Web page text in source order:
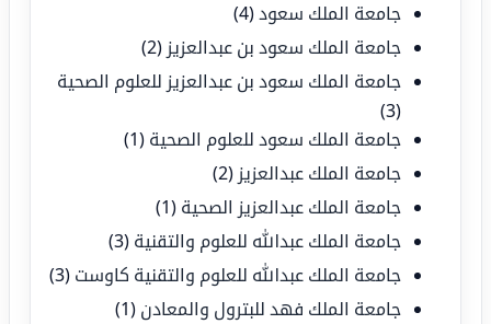
جامعة الملك سعود(4)
جامعة الملك سعود بن عبدالعزيز (2)
جامعة الملك سعود بن عبدالعزيز للعلوم الصحية
(3)
جامعة الملك سعود للعلوم الصحية (1)
جامعة الملك عبدالعزيز (2)
جامعة الملك عبدالعزيز الصحية (1)
جامعة الملك عبدالله للعلوم والتقنية (3)
جامعة الملك عبدالله للعلوم والتقنية كاوست (3)
جامعة الملك فهد للبترول والمعادن (1)